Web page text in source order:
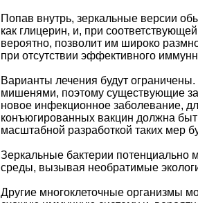
Попав внутрь, зеркальные версии
как глицерин, и, при
вероятно, позволит им широко
при отсутствии эффективного
Варианты лечения будут
мишенями, поэтому существующие
новое инфекционное заболевание,
конъюгированных вакцин должна
масштабной разработкой таких мер
Зеркальные бактерии потенциально
среды, вызывая необратимые
Другие многоклеточные организмы